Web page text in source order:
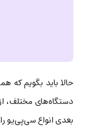
بعدی انواع سی‌پی‌یو